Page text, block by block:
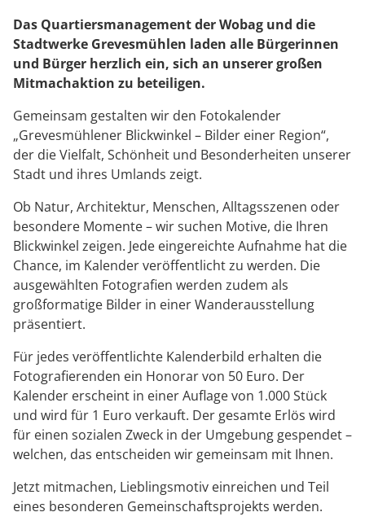
Das Quartiersmanagement der Wobag und die
Stadtwerke Grevesmühlen laden alle Bürgerinnen
und Bürger herzlich ein, sich an unserer großen
Mitmachaktion zu beteiligen.
Gemeinsam gestalten wir den Fotokalender
„Grevesmühlener Blickwinkel – Bilder einer Region“,
der die Vielfalt, Schönheit und Besonderheiten unserer
Stadt und ihres Umlands zeigt.
Ob Natur, Architektur, Menschen, Alltagsszenen oder
besondere Momente – wir suchen Motive, die Ihren
Blickwinkel zeigen. Jede eingereichte Aufnahme hat die
Chance, im Kalender veröffentlicht zu werden. Die
ausgewählten Fotografien werden zudem als
großformatige Bilder in einer Wanderausstellung
präsentiert.
Für jedes veröffentlichte Kalenderbild erhalten die
Fotografierenden ein Honorar von 50 Euro. Der
Kalender erscheint in einer Auflage von 1.000 Stück
und wird für 1 Euro verkauft. Der gesamte Erlös wird
für einen sozialen Zweck in der Umgebung gespendet –
welchen, das entscheiden wir gemeinsam mit Ihnen.
Jetzt mitmachen, Lieblingsmotiv einreichen und Teil
eines besonderen Gemeinschaftsprojekts werden.